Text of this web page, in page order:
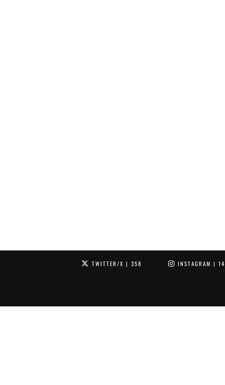
TWITTER/X | 358 INSTAGRAM |